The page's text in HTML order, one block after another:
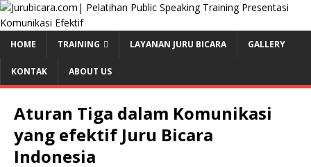
HOME TRAINING LAYANAN JURU BICARA GALLERY
KONTAK ABOUT US
Aturan Tiga dalam Komunikasi
yang efektif Juru Bicara
Indonesia